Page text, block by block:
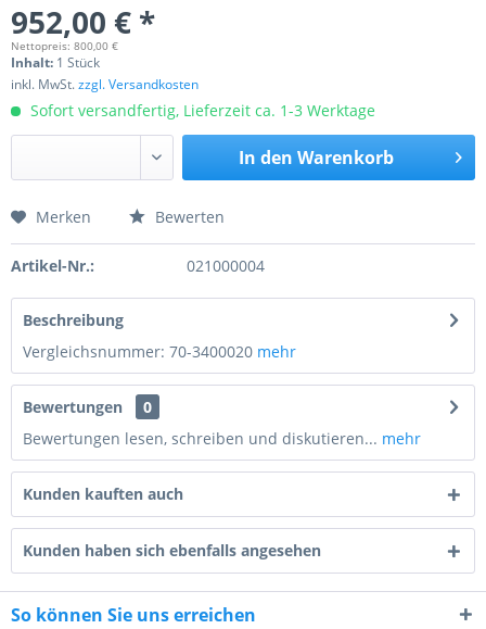
952,00 € *
Nettopreis: 800,00 €
Inhalt: 1 Stück
inkl. MwSt.zzgl. Versandkosten
Sofort versandfertig, Lieferzeit ca. 1-3 Werktage
In den Warenkorb
Preis anfragen
Merken Bewerten
Artikel-Nr.: 021000004
Beschreibung
Vergleichsnummer: 70-3400020 mehr
Bewertungen
0
Bewertungen lesen, schreiben und diskutieren... mehr
Kunden kauften auch
Kunden haben sich ebenfalls angesehen
So können Sie uns erreichen